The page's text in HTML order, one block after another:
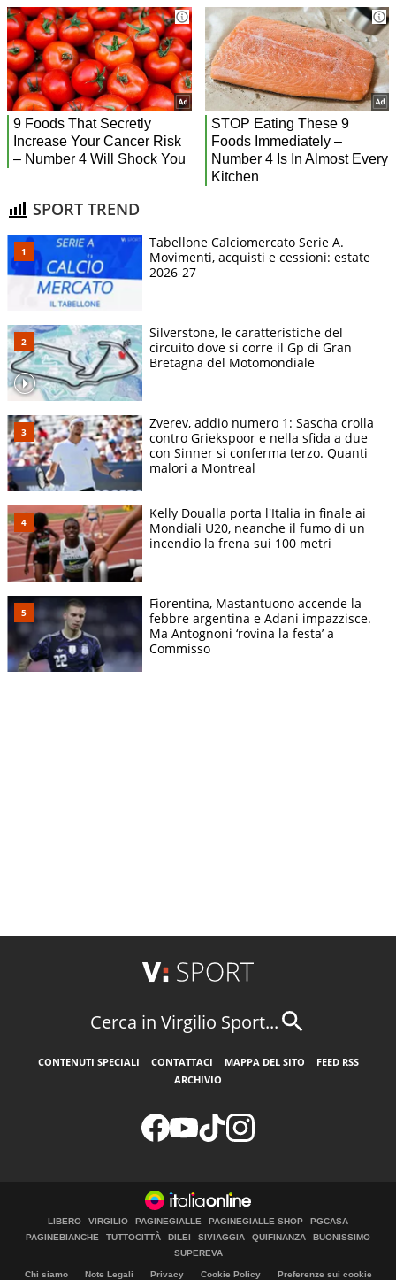
SPORT TREND
Tabellone Calciomercato Serie A.
Movimenti, acquisti e cessioni: estate
2026-27
Silverstone, le caratteristiche del
circuito dove si corre il Gp di Gran
Bretagna del Motomondiale
Zverev, addio numero 1: Sascha crolla
contro Griekspoor e nella sfida a due
con Sinner si conferma terzo. Quanti
malori a Montreal
Kelly Doualla porta l'Italia in finale ai
Mondiali U20, neanche il fumo di un
incendio la frena sui 100 metri
Fiorentina, Mastantuono accende la
febbre argentina e Adani impazzisce.
Ma Antognoni ‘rovina la festa’ a
Commisso
Cerca in Virgilio Sport...
CONTENUTI SPECIALI CONTATTACI MAPPA DEL SITO
FEED RSS
ARCHIVIO
LIBERO VIRGILIO PAGINEGIALLE PAGINEGIALLE SHOP
PGCASA
PAGINEBIANCHE
TUTTOCITTÀ DILEI SIVIAGGIA QUIFINANZA
BUONISSIMO
SUPEREVA
Chi siamo Note Legali Privacy Cookie Policy Preferenze sui cookie